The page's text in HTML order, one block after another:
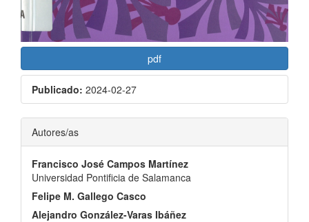
pdf
Publicado: 2024-02-27
Contenido
principal
del
artículo
Autores/as
Francisco José Campos Martínez
Universidad Pontificia de Salamanca
Felipe M. Gallego Casco
Alejandro González-Varas Ibáñez